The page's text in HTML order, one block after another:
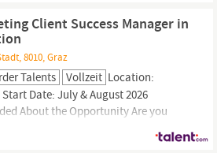
Client Success Manager in
8010, Graz
Talents Vollzeit Location:
Date: July & August 2026
About the Opportunity Are you
marketing, and helping
international team in